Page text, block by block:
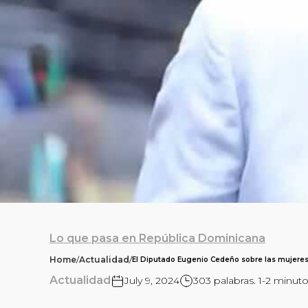
Lo que pasa en República Dominicana
Home/Actualidad/El Diputado Eugenio Cedeño sobre las mujeres
Actualidad July 9, 2024 303 palabras. 1-2